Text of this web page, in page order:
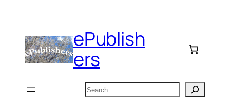
content
ePublish
ers
Search